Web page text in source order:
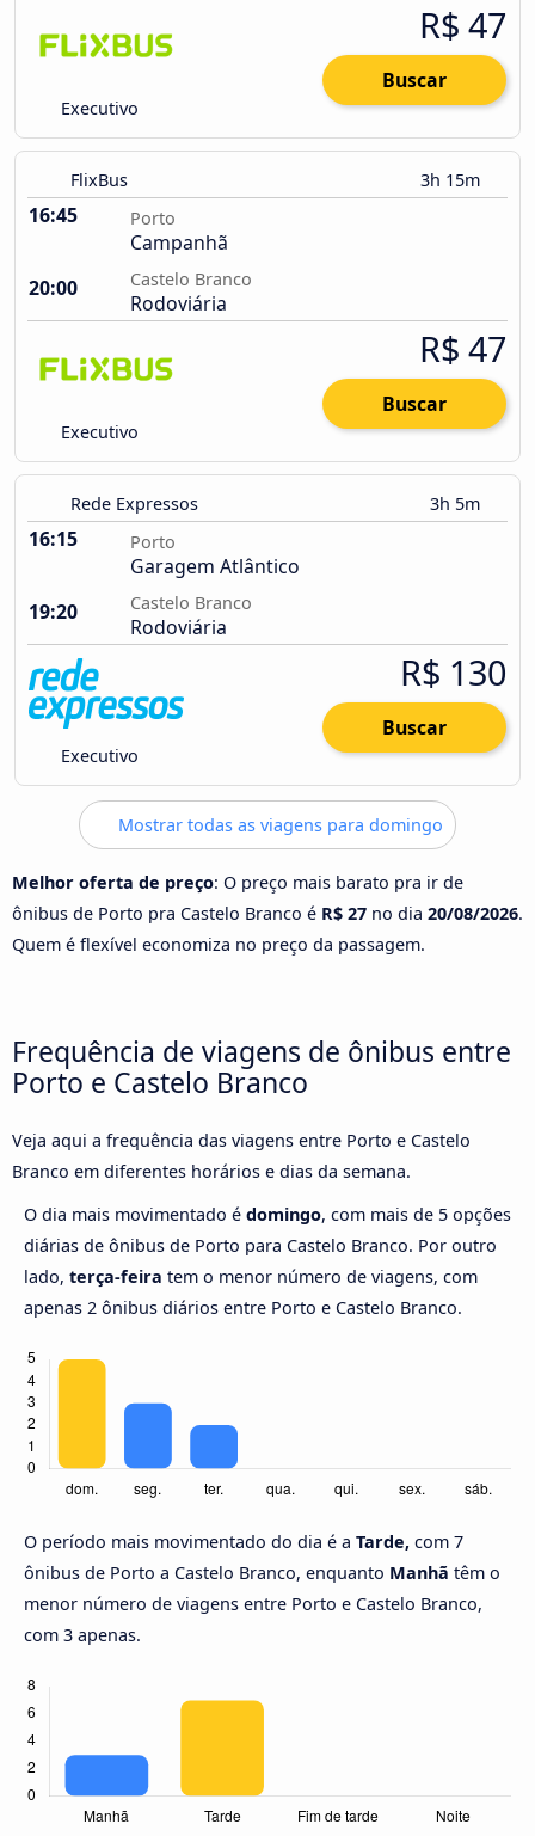
Executivo
R$ 47
Buscar
FlixBus 3h 15m
16:45 Porto
Campanhã
20:00
Castelo Branco
Rodoviária
Executivo
R$ 47
Buscar
Rede Expressos 3h 5m
16:15 Porto
Garagem Atlântico
19:20
Castelo Branco
Rodoviária
Executivo
R$ 130
Buscar
Mostrar todas as viagens para domingo
Melhor oferta de preço: O preço mais barato pra ir de
ônibus de Porto pra Castelo Branco é R$ 27 no dia 20/08/2026.
Quem é flexível economiza no preço da passagem.
Frequência de viagens de ônibus entre
Porto e Castelo Branco
Veja aqui a frequência das viagens entre Porto e Castelo
Branco em diferentes horários e dias da semana.
O dia mais movimentado é domingo, com mais de 5 opções
diárias de ônibus de Porto para Castelo Branco. Por outro
lado, terça-feira tem o menor número de viagens, com
apenas 2 ônibus diários entre Porto e Castelo Branco.
O período mais movimentado do dia é a Tarde, com 7
ônibus de Porto a Castelo Branco, enquanto Manhã têm o
menor número de viagens entre Porto e Castelo Branco,
com 3 apenas.